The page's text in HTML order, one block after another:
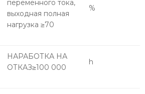
переменного тока,
выходная полная
нагрузка ≥70
%
НАРАБОТКА НА
ОТКАЗ≥100 000
h